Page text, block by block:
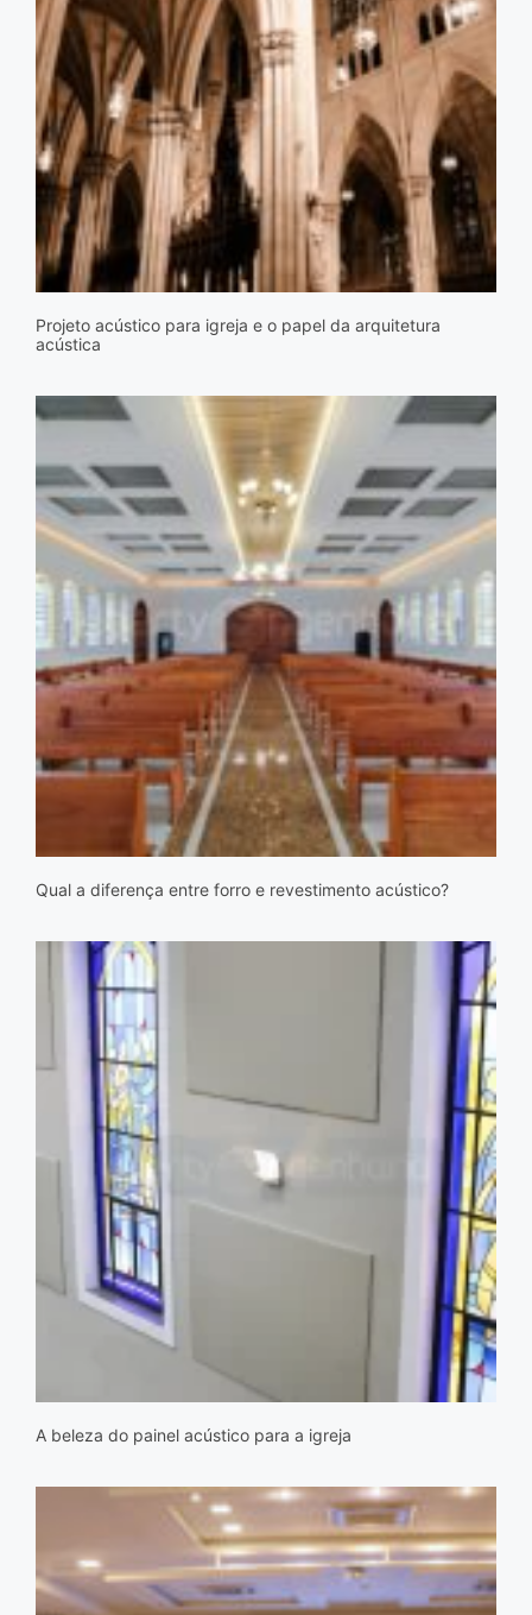
Projeto acústico para igreja e o papel da arquitetura
acústica
Qual a diferença entre forro e revestimento acústico?
A beleza do painel acústico para a igreja